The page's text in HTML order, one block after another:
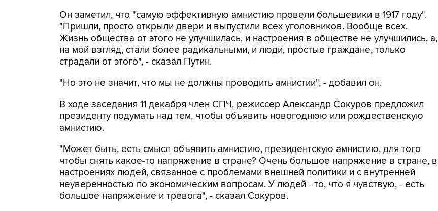
Он заметил, что "самую эффективную амнистию провели большевики в 1917 году".
"Пришли, просто открыли двери и выпустили всех уголовников. Вообще всех.
Жизнь общества от этого не улучшилась, и настроения в обществе не улучшились, а,
на мой взгляд, стали более радикальными, и люди, простые граждане, только
страдали от этого", - сказал Путин.
"Но это не значит, что мы не должны проводить амнистии", - добавил он.
В ходе заседания 11 декабря член СПЧ, режиссер Александр Сокуров предложил
президенту подумать над тем, чтобы объявить новогоднюю или рождественскую
амнистию.
"Может быть, есть смысл объявить амнистию, президентскую амнистию, для того
чтобы снять какое-то напряжение в стране? Очень большое напряжение в стране, в
настроениях людей, связанное с проблемами внешней политики и с внутренней
неуверенностью по экономическим вопросам. У людей - то, что я чувствую, - есть
большое напряжение и тревога", - сказал Сокуров.